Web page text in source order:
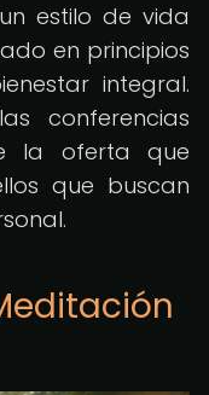
estilo de vida
en principios
integral.
conferencias
la oferta que
que buscan